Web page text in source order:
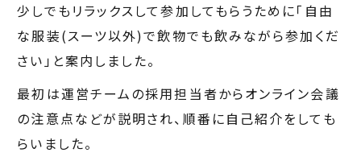
少しでもリラックスして参加してもらうために「自由
な服装(スーツ以外)で飲物でも飲みながら参加くだ
さい」と案内しました。
最初は運営チームの採用担当者からオンライン会議
の注意点などが説明され、順番に自己紹介をしても
らいました。